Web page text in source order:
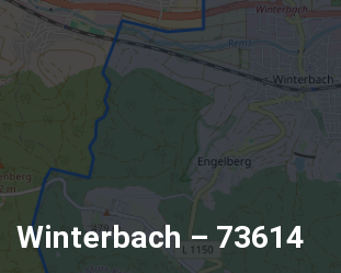
Winterbach – 73614